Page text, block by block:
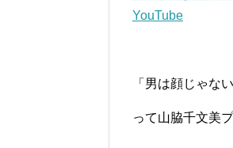
YouTube
「男は顔じゃな
って山脇千文美